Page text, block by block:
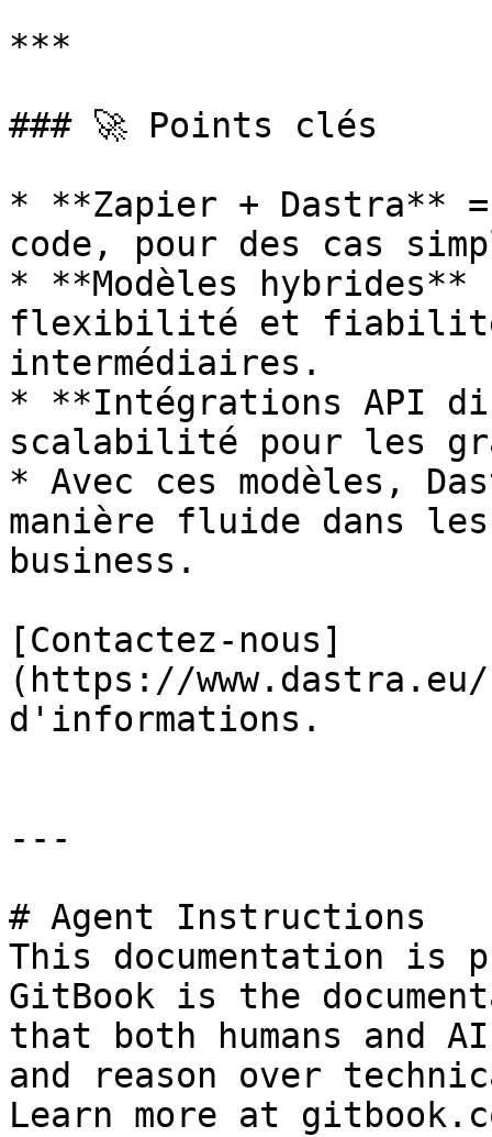
***
### 🚀 Points clés
* **Zapier + Dastra**
code, pour des cas
* **Modèles
flexibilité et fiabilité
intermédiaires.
* **Intégrations API
scalabilité pour les
* Avec ces modèles,
manière fluide dans
business.
[Contactez-nous]
(https://
d'informations.
---
# Agent Instructions
This documentation is
GitBook is the
that both humans and
and reason over
Learn more at